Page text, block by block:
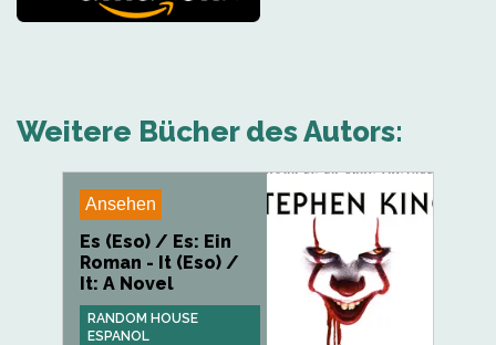
Weitere Bücher des Autors:
Ansehen
Es (Eso) / Es: Ein
Roman - It (Eso) /
It: A Novel
RANDOM HOUSE
ESPANOL